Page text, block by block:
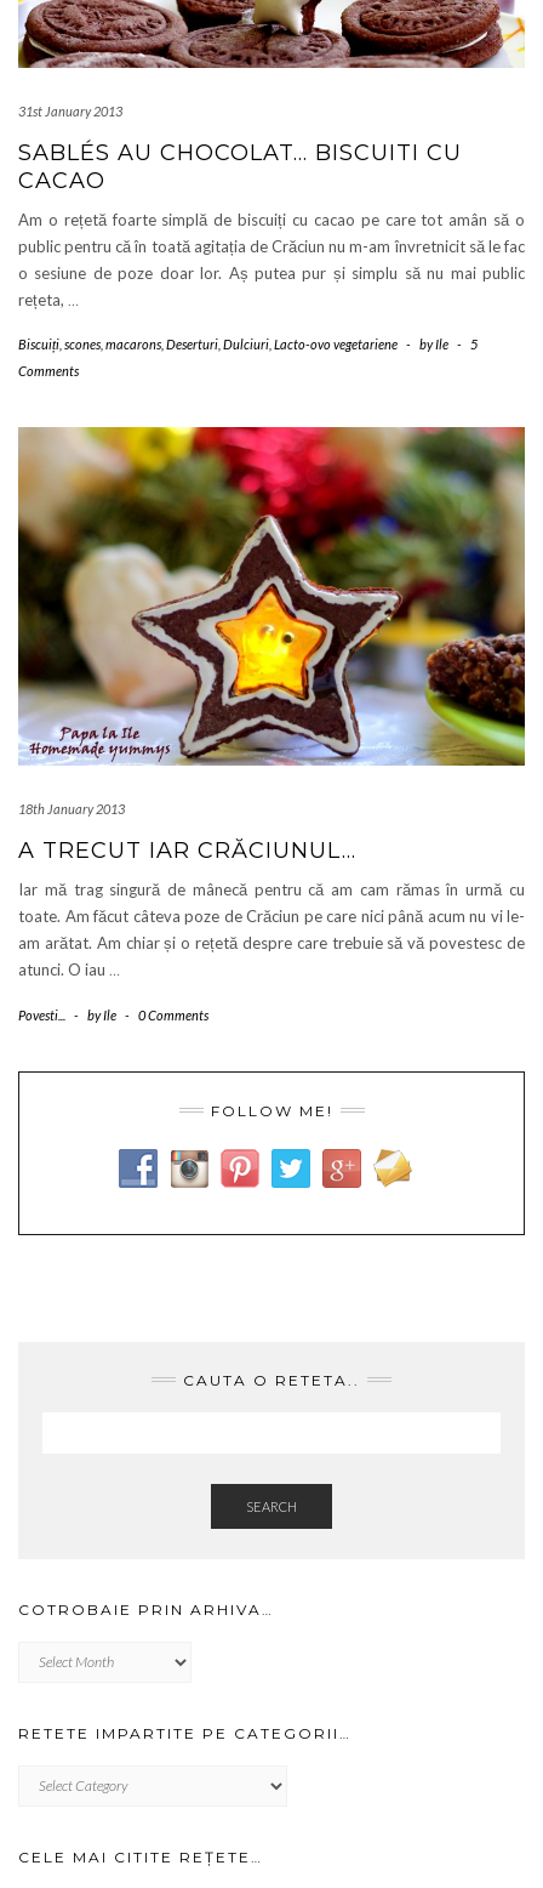
31st January 2013
SABLÉS AU CHOCOLAT… BISCUITI CU
CACAO
Am o rețetă foarte simplă de biscuiți cu cacao pe care tot amân să o
public pentru că în toată agitația de Crăciun nu m-am învretnicit să le fac
o sesiune de poze doar lor. Aș putea pur și simplu să nu mai public
rețeta, …
Biscuiți, scones, macarons Deserturi Dulciuri Lacto-ovo vegetariene - byIle -
5
Comments
18th January 2013
A TRECUT IAR CRĂCIUNUL…
Iar mă trag singură de mânecă pentru că am cam rămas în urmă cu
toate. Am făcut câteva poze de Crăciun pe care nici până acum nu vi le-
am arătat. Am chiar și o rețetă despre care trebuie să vă povestesc de
atunci. O iau …
Povesti... - byIle - 0 Comments
FOLLOW ME!
CAUTA O RETETA..
SEARCH
COTROBAIE PRIN ARHIVA…
prin
RETETE IMPARTITE PE CATEGORII…
IMPARTITE
CELE MAI CITITE REȚETE…